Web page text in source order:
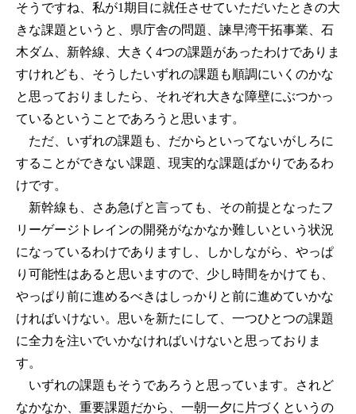
そうですね、私が1期目に就任させていただいたときの大
きな課題というと、県庁舎の問題、諫早湾干拓事業、石
木ダム、新幹線、大きく4つの課題があったわけでありま
すけれども、そうしたいずれの課題も順調にいくのかな
と思っておりましたら、それぞれ大きな障壁にぶつかっ
ているということであろうと思います。
ただ、いずれの課題も、だからといってないがしろに
することができない課題、現実的な課題ばかりであるわ
けです。
新幹線も、さあ急げと言っても、その前提となったフ
リーゲージトレインの開発がなかなか難しいという状況
になっているわけでありますし、しかしながら、やっぱ
り可能性はあると思いますので、少し時間をかけても、
やっぱり前に進めるべきはしっかりと前に進めていかな
ければいけない。思いを新たにして、一つひとつの課題
に全力を注いでいかなければいけないと思っておりま
す。
いずれの課題もそうであろうと思っています。されど
なかなか、重要課題だから、一朝一夕に片づくというの